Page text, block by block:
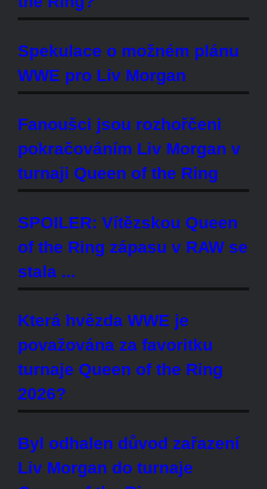
považována za favoritku turnaje
Byl odhalen důvod zařazení Liv
Morgan do turnaje Queen of the
SPOILER: První semifinalistkou
turnaje WWE Queen of the Ring
se stala...
Důležité: Byl oznámen návrat
King & Queen of the Ring turnajů
s velkou změnou
REKLAMA